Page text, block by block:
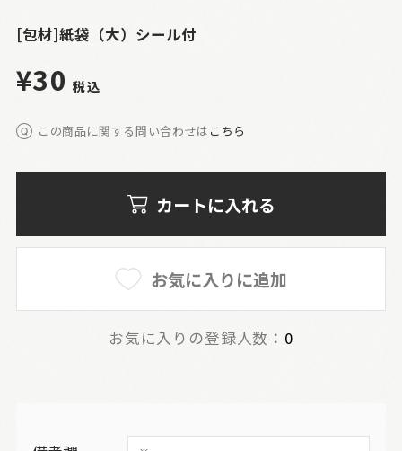
[包材]紙袋（大）シール付
¥30 税込
この商品に関する問い合わせは こちら
カートに入れる
お気に入りに追加
お気に入りの登録人数： 0